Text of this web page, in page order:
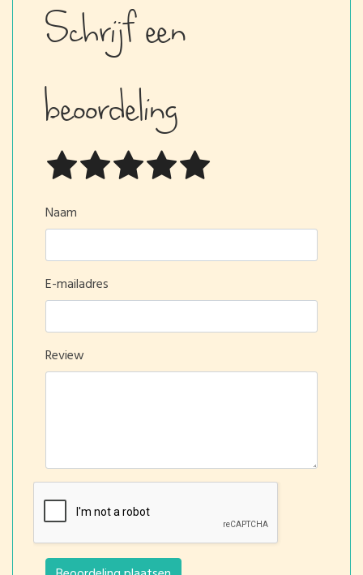
Schrijf een
beoordeling
Naam
E-mailadres
Review